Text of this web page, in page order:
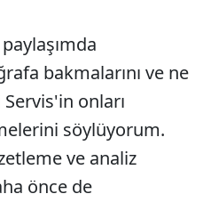
bakmalarını ve ne
Servis'in onları
söylüyorum.
ve analiz
önce de